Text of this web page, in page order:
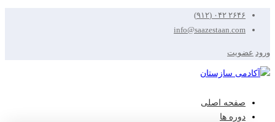
۲۶۴۶ ۰۴۲ (۹۱۲)
info@saazestaan.com
ورود عضویت
صفحه اصلی
دوره ها